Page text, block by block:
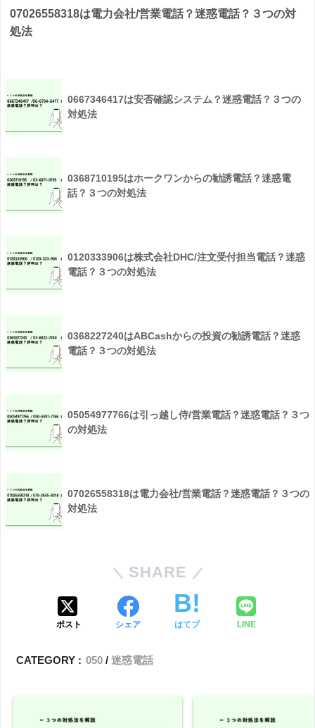
07026558318は電力会社/営業電話？迷惑電話？３つの対
処法
0667346417は安否確認システム？迷惑電話？３つの
対処法
0368710195はホークワンからの勧誘電話？迷惑電
話？３つの対処法
0120333906は株式会社DHC/注文受付担当電話？迷惑
電話？３つの対処法
0368227240はABCashからの投資の勧誘電話？迷惑
電話？３つの対処法
05054977766は引っ越し侍/営業電話？迷惑電話？３つ
の対処法
07026558318は電力会社/営業電話？迷惑電話？３つの
対処法
SHARE
ポスト シェア はてブ LINE
CATEGORY : 050 迷惑電話